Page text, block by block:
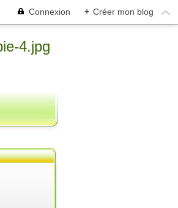
Connexion + Créer mon blog